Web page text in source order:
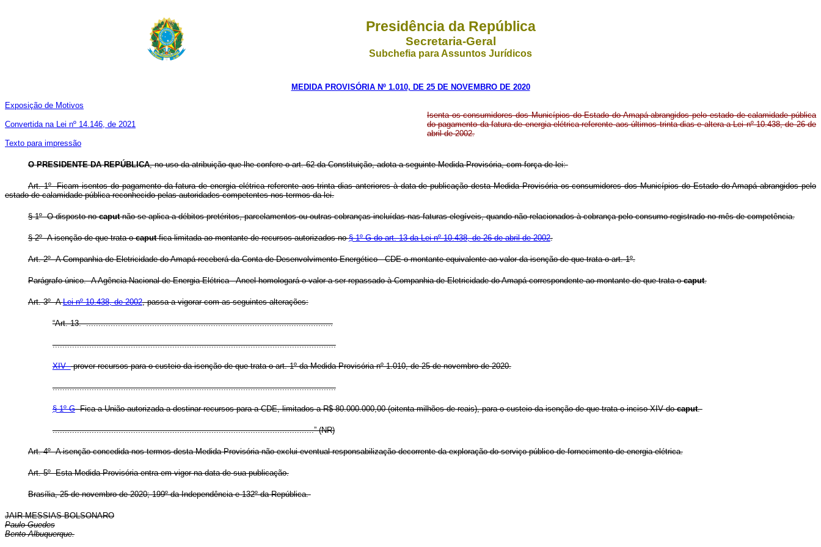
Presidência da República
Secretaria-Geral
Subchefia para Assuntos Jurídicos
MEDIDA PROVISÓRIA Nº 1.010, DE 25 DE NOVEMBRO DE 2020
Exposição de Motivos
Convertida na Lei nº 14.146, de 2021
Texto para impressão
Isenta os consumidores dos Municípios do Estado do Amapá abrangidos pelo estado de calamidade pública
do pagamento da fatura de energia elétrica referente aos últimos trinta dias e altera a Lei nº 10.438, de 26 de
abril de 2002.
O PRESIDENTE DA REPÚBLICA, no uso da atribuição que lhe confere o art. 62 da Constituição, adota a seguinte Medida Provisória, com força de lei:
Art. 1º Ficam isentos do pagamento da fatura de energia elétrica referente aos trinta dias anteriores à data de publicação desta Medida Provisória os consumidores dos Municípios do Estado do Amapá abrangidos pelo
estado de calamidade pública reconhecido pelas autoridades competentes nos termos da lei.
§ 1º O disposto no caputnão se aplica a débitos pretéritos, parcelamentos ou outras cobranças incluídas nas faturas elegíveis, quando não relacionados à cobrança pelo consumo registrado no mês de competência.
§ 2º A isenção de que trata ocaputfica limitada ao montante de recursos autorizados no§ 1º-G do art. 13 da Lei nº 10.438, de 26 de abril de 2002.
Art. 2º A Companhia de Eletricidade do Amapá receberá da Conta de Desenvolvimento Energético - CDE o montante equivalente ao valor da isenção de que trata o art. 1º.
Parágrafo único. A Agência Nacional de Energia Elétrica - Aneel homologará o valor a ser repassado à Companhia de Eletricidade do Amapá correspondente ao montante de que trata ocaput.
Art. 3º ALei nº 10.438, de 2002, passa a vigorar com as seguintes alterações:
“Art. 13. .....................................................................................................
....................................................................................................................
XIV -prover recursos para o custeio da isenção de que trata o art. 1º da Medida Provisória nº 1.010, de 25 de novembro de 2020.
....................................................................................................................
§ 1º-GFica a União autorizada a destinar recursos para a CDE, limitados a R$ 80.000.000,00 (oitenta milhões de reais), para o custeio da isenção de que trata o inciso XIV docaput.
...........................................................................................................” (NR)
Art. 4º A isenção concedida nos termos desta Medida Provisória não exclui eventual responsabilização decorrente da exploração do serviço público de fornecimento de energia elétrica.
Art. 5º Esta Medida Provisória entra em vigor na data de sua publicação.
Brasília, 25 de novembro de 2020; 199º da Independência e 132º da República.
JAIR MESSIAS BOLSONARO
Paulo Guedes
Bento Albuquerque.